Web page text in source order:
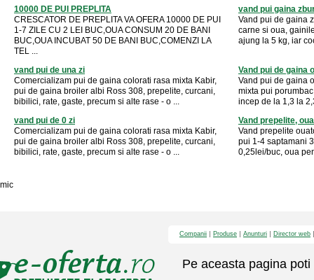
10000 DE PUI PREPLITA
CRESCATOR DE PREPLITA VA OFERA 10000 DE PUI
1-7 ZILE CU 2 LEI BUC,OUA CONSUM 20 DE BANI
BUC,OUA INCUBAT 50 DE BANI BUC,COMENZI LA
TEL ...
vand pui gaina
Vand pui de gaina
carne si oua,
ajung la 5 kg, iar
vand pui de una zi
Comercializam pui de gaina colorati rasa mixta Kabir,
pui de gaina broiler albi Ross 308, prepelite, curcani,
bibilici, rate, gaste, precum si alte rase - o ...
Vand pui de gaina
Vand pui de gaina
mixta pui
incep de la 1,3 la
vand pui de 0 zi
Comercializam pui de gaina colorati rasa mixta Kabir,
pui de gaina broiler albi Ross 308, prepelite, curcani,
bibilici, rate, gaste, precum si alte rase - o ...
Vand prepelite,
Vand prepelite
pui 1-4 saptamani
0,25lei/buc, oua
mic
Companii Produse Anunturi Director web
Pe aceasta pagina poti